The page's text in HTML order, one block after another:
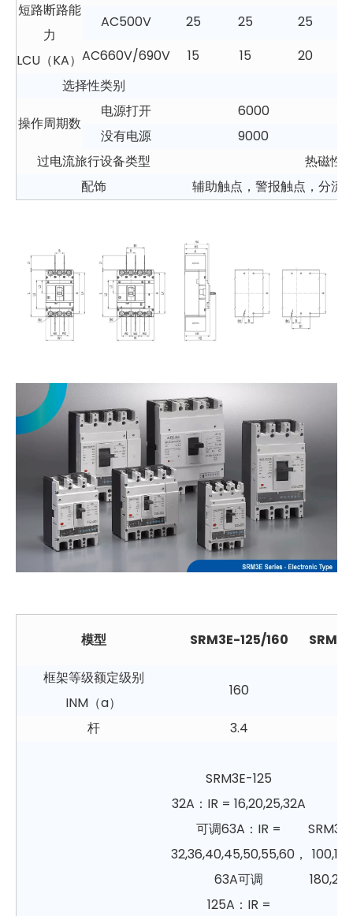
短路断路能
力
LCU（KA）
AC500V
25 25 25
AC660V/690V
15 15 20
选择性类别
操作周期数
电源打开
6000
没有电源
9000
过电流旅行设备类型
热磁性
配饰
辅助触点，警报触点，分流
模型 SRM3E-125/160
框架等级额定级别
INM（a）
160
杆 3.4
SRM3E-125
32A：IR = 16,20,25,32A
可调63A：IR =
32,36,40,45,50,55,60，
63A可调
125A：IR =